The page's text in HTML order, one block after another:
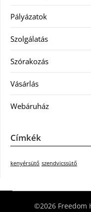
Pályázatok
Szolgálatás
Szórakozás
Vásárlás
Webáruház
Címkék
kenyérsütő szendvicssütő
©2026 Freedom